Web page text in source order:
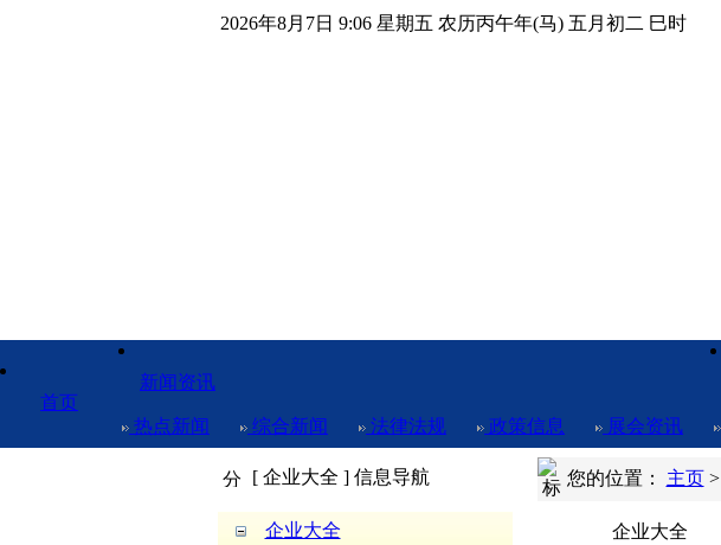
2026年8月7日 9:06 星期五 农历丙午年(马) 五月初二 巳时
首页
新闻资讯
热点新闻 综合新闻 法律法规 政策信息 展会资讯
[ 企业大全 ] 信息导航
企业大全
您的位置： 主页>
企业大全